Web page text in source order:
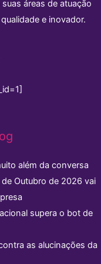
áreas de atuação
e inovador.
além da conversa
Outubro de 2026 vai
supera o bot de
as alucinações da